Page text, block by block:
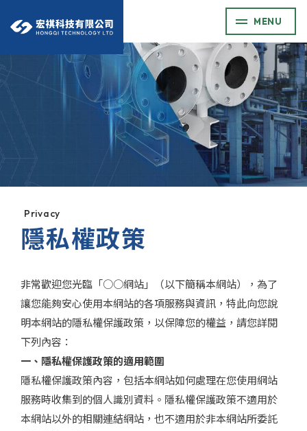
Privacy
隱私權政策
非常歡迎您光臨「○○網站」（以下簡稱本網站），為了
讓您能夠安心使用本網站的各項服務與資訊，特此向您說
明本網站的隱私權保護政策，以保障您的權益，請您詳閱
下列內容：
一、隱私權保護政策的適用範圍
隱私權保護政策內容，包括本網站如何處理在您使用網站
服務時收集到的個人識別資料。隱私權保護政策不適用於
本網站以外的相關連結網站，也不適用於非本網站所委託
MENU